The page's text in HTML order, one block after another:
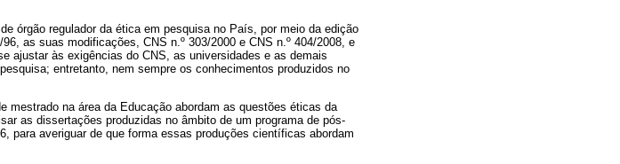
órgão regulador da ética em pesquisa no País, por meio da edição
as suas modificações, CNS n.º 303/2000 e CNS n.º 404/2008, e
ajustar às exigências do CNS, as universidades e as demais
entretanto, nem sempre os conhecimentos produzidos no
mestrado na área da Educação abordam as questões éticas da
as dissertações produzidas no âmbito de um programa de pós-
para averiguar de que forma essas produções científicas abordam